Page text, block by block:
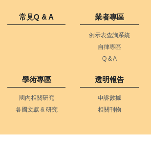
常見Q & A 業者專區
例示表查詢系統
自律專區
Q & A
學術專區
國內相關研究
各國文獻 & 研究
透明報告
申訴數據
相關刊物